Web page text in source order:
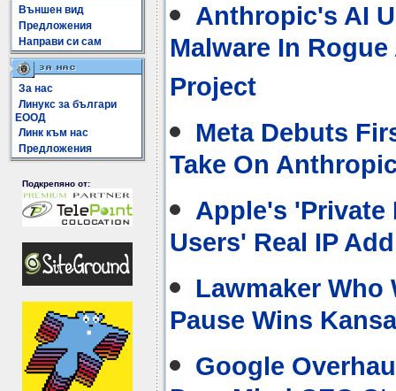
Външен вид
Предложения
Направи си сам
За нас
Линукс за българи
ЕООД
Линк към нас
Предложения
Подкрепяно от:
Anthropic's AI
Malware In
Project
Meta Debuts
Take On
Apple's 'Private
Users' Real IP
Lawmaker Who
Pause Wins
Google